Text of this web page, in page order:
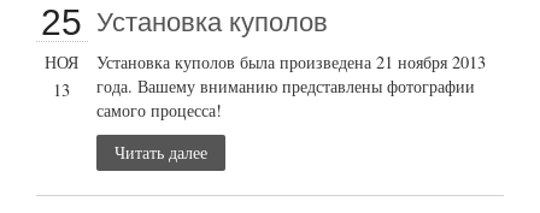
25
НОЯ
13
Установка куполов
Установка куполов была произведена 21 ноября 2013
года. Вашему вниманию представлены фотографии
самого процесса!
Читать далее